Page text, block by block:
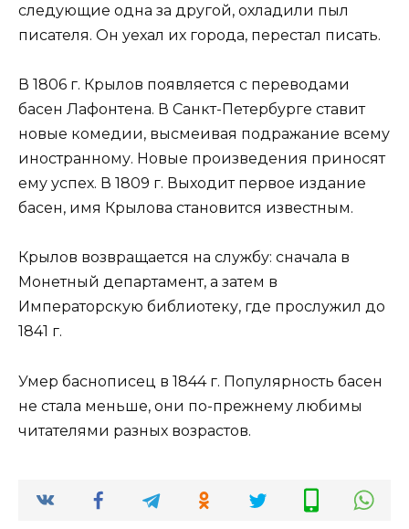
следующие одна за другой, охладили пыл
писателя. Он уехал их города, перестал писать.
В 1806 г. Крылов появляется с переводами
басен Лафонтена. В Санкт-Петербурге ставит
новые комедии, высмеивая подражание всему
иностранному. Новые произведения приносят
ему успех. В 1809 г. Выходит первое издание
басен, имя Крылова становится известным.
Крылов возвращается на службу: сначала в
Монетный департамент, а затем в
Императорскую библиотеку, где прослужил до
1841 г.
Умер баснописец в 1844 г. Популярность басен
не стала меньше, они по-прежнему любимы
читателями разных возрастов.